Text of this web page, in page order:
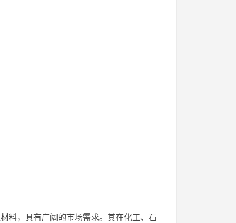
料，具有广阔的市场需求。其在化工、石